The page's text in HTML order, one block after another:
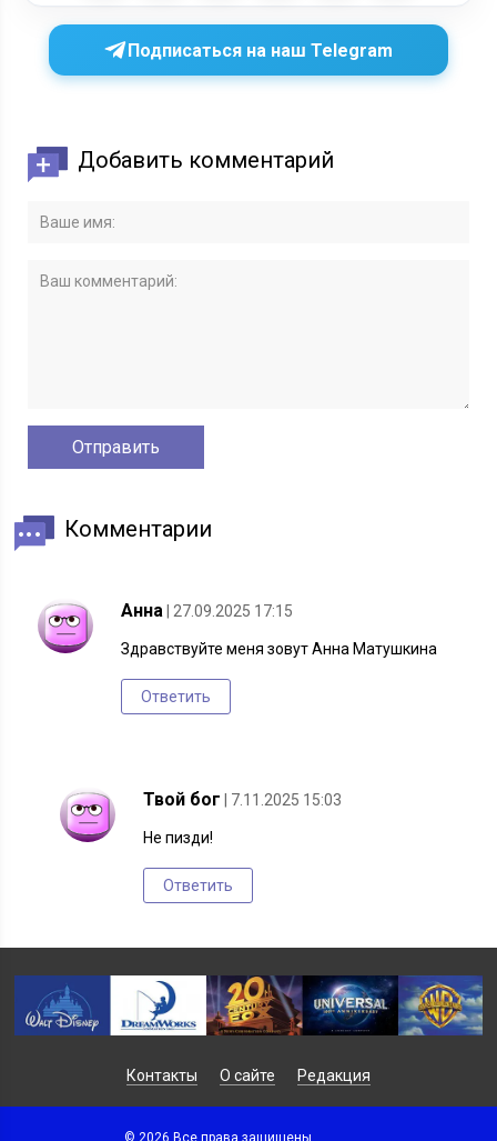
Подписаться на наш Telegram
Добавить комментарий
Комментарии
Анна | 27.09.2025 17:15
Здравствуйте меня зовут Анна Матушкина
Ответить
Твой бог | 7.11.2025 15:03
Не пизди!
Ответить
Контакты О сайте Редакция
© 2026 Все права защищены.